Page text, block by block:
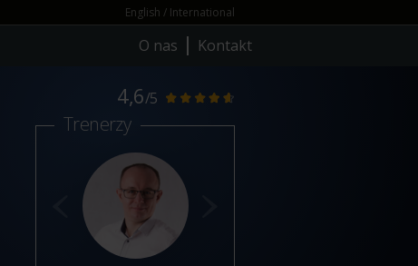
English / International
O nas Kontakt
4,6/5
Trenerzy